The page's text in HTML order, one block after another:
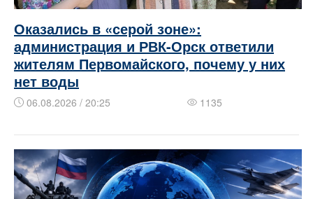
Оказались в «серой зоне»:
администрация и РВК-Орск ответили
жителям Первомайского, почему у них
нет воды
06.08.2026 / 20:25 1135